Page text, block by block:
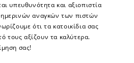
υπευθυνότητα και αξιοπιστία
αναγκών των πιστών
ότι τα κατοικίδια σας
τους αξίζουν τα καλύτερα.
σας!